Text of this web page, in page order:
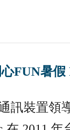
FUN暑
訊裝置領